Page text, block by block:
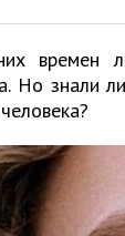
времен
Но знали